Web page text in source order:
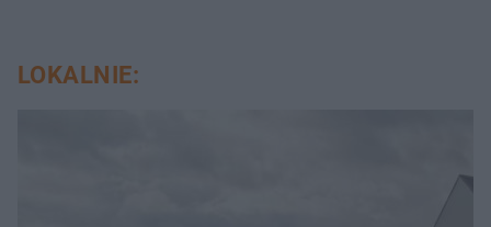
LOKALNIE: